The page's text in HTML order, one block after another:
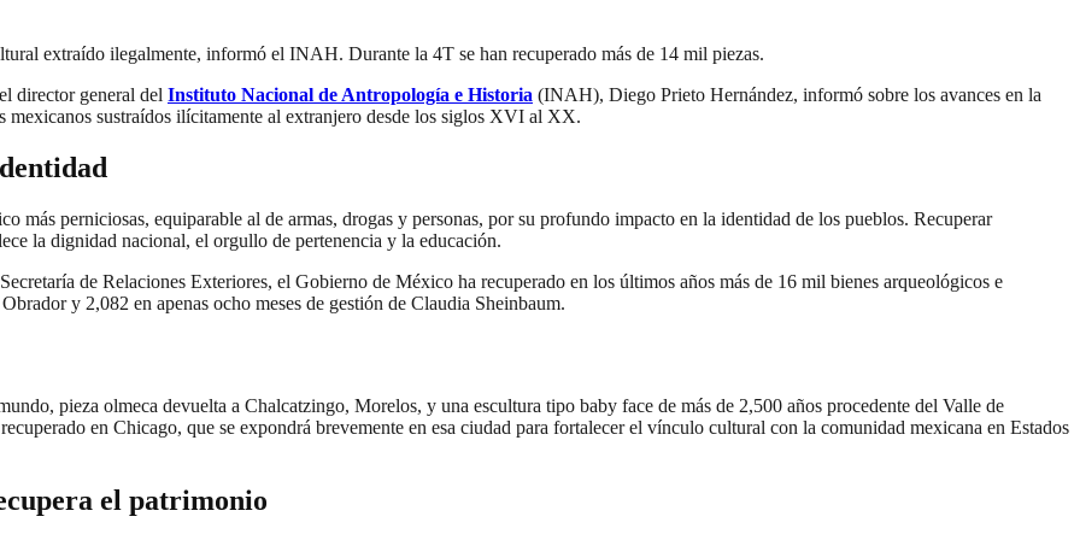
extraído ilegalmente, informó el INAH. Durante la 4T se han recuperado más de 14 mil piezas.
director general del Instituto Nacional de Antropología e Historia (INAH), Diego Prieto Hernández, informó sobre los avances en la
sustraídos ilícitamente al extranjero desde los siglos XVI al XX.
más perniciosas, equiparable al de armas, drogas y personas, por su profundo impacto en la identidad de los pueblos. Recuperar
la dignidad nacional, el orgullo de pertenencia y la educación.
de Relaciones Exteriores, el Gobierno de México ha recuperado en los últimos años más de 16 mil bienes arqueológicos e
y 2,082 en apenas ocho meses de gestión de Claudia Sheinbaum.
pieza olmeca devuelta a Chalcatzingo, Morelos, y una escultura tipo baby face de más de 2,500 años procedente del Valle de
en Chicago, que se expondrá brevemente en esa ciudad para fortalecer el vínculo cultural con la comunidad mexicana en Estados
el patrimonio